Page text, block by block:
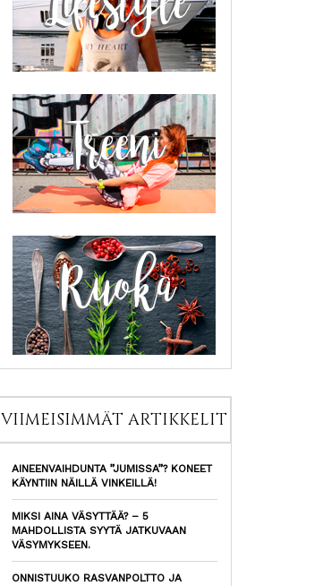
VIIMEISIMMÄT ARTIKKELIT
AINEENVAIHDUNTA ”JUMISSA”? KONEET
KÄYNTIIN NÄILLÄ VINKEILLÄ!
MIKSI AINA VÄSYTTÄÄ? – 5
MAHDOLLISTA SYYTÄ JATKUVAAN
VÄSYMYKSEEN.
ONNISTUUKO RASVANPOLTTO JA